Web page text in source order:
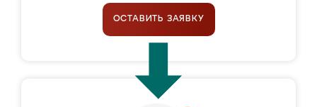
ОСТАВИТЬ ЗАЯВКУ